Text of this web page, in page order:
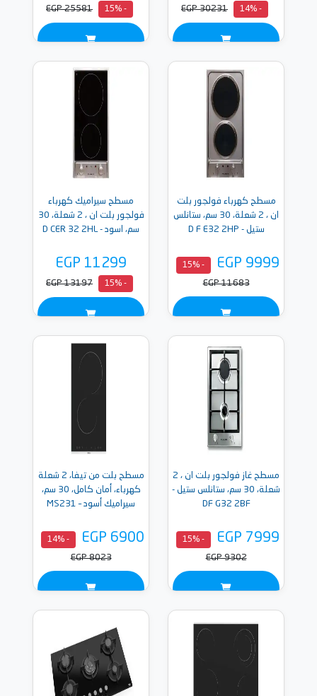
- 14%
EGP 30231
- 15%
EGP 25581
مسطح كهرباء فولجور بلت
ان ، 2 شعلة، 30 سم، ستانلس
ستيل - D F E32 2HP
EGP 9999
- 15%
EGP 11683
مسطح سيراميك كهرباء
فولجور بلت ان ، 2 شعلة، 30
سم، اسود - D CER 32 2HL
EGP 11299
- 15%
EGP 13197
مسطح غاز فولجور بلت ان ، 2
شعلة، 30 سم، ستانلس ستيل -
DF G32 2BF
EGP 7999
- 15%
EGP 9302
مسطح بلت من تيفا، 2 شعلة
كهرباء، أمان كامل، 30 سم،
سيراميك أسود – MS231
EGP 6900
- 14%
EGP 8023